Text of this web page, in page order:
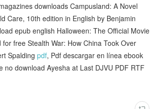
downloads Campusland: A Novel
Care, 10th edition in English by Benjamin
epub english Halloween: The Official Movie
free Stealth War: How China Took Over
Spalding pdf, Pdf descargar en línea ebook
no download Ayesha at Last DJVU PDF RTF